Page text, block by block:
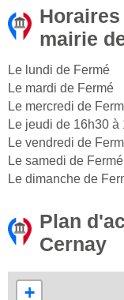
mairie
Le lundi de Fermé
Le mardi de Fermé
Le mercredi de
Le jeudi de 16h30 à
Le vendredi de
Le samedi de Fermé
Le dimanche de
Plan
Cernay
+